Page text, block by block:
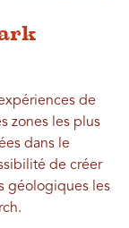
de
zones les plus
dans le
de créer
géologiques les